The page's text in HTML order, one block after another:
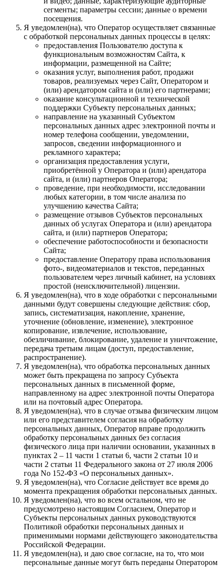
сегменты; параметры сессии; данные о времени
посещения.
Я уведомлен(на), что Оператор осуществляет связанные
с обработкой персональных данных процессы в целях:
предоставления Пользователю доступа к
функциональным возможностям Сайта, к
информации, размещенной на Сайте;
оказания услуг, выполнения работ, продажи
товаров, реализуемых через Сайт, Оператором и
(или) арендатором сайта и (или) его партнерами;
оказание консультационной и технической
поддержки Субъекту персональных данных;
направление на указанный Субъектом
персональных данных адрес электронной почты и
номер телефона сообщении, уведомлении,
запросов, сведении информационного и
рекламного характера;
организация предоставления услуги,
приобретённой у Оператора и (или) арендатора
сайта, и (или) партнеров Оператора;
проведение, при необходимости, исследовании
любых категории, в том числе анализа по
улучшению качества Сайта;
размещение отзывов Субъектов персональных
данных об услугах Оператора и (или) арендатора
сайта, и (или) партнеров Оператора;
обеспечение работоспособности и безопасности
Сайта;
предоставление Оператору права использования
фото-, видеоматериалов и текстов, переданных
пользователем через личный кабинет, на условиях
простой (неисключительной) лицензии.
Я уведомлен(на), что в ходе обработки с персональными
данными будут совершены следующие действия: сбор,
запись, систематизация, накопление, хранение,
уточнение (обновление, изменение), электронное
копирование, извлечение, использование,
обезличивание, блокирование, удаление и уничтожение,
передача третьим лицам (доступ, предоставление,
распространение).
Я уведомлен(на), что обработка персональных данных
может быть прекращена по запросу Субъекта
персональных данных в письменной форме,
направленному на адрес электронной почты Оператора
или на почтовый адрес Оператора.
Я уведомлен(на), что в случае отзыва физическим лицом
или его представителем согласия на обработку
персональных данных, Оператор вправе продолжить
обработку персональных данных без согласия
физического лица при наличии основании, указанных в
пунктах 2 – 11 части 1 статьи 6, части 2 статьи 10 и
части 2 статьи 11 Федерального закона от 27 июля 2006
года No 152-ФЗ «О персональных данных».
Я уведомлен(на), что Согласие действует все время до
момента прекращения обработки персональных данных.
Я уведомлен(на), что во всем остальном, что не
предусмотрено настоящим Согласием, Оператор и
Субъекты персональных данных руководствуются
Политикой обработки персональных данных и
применимыми нормами действующего законодательства
Российской Федерации.
Я уведомлен(на), и даю свое согласие, на то, что мои
персональные данные могут быть переданы Оператором